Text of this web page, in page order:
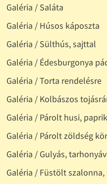
Galéria / Saláta
Galéria / Húsos káposzta
Galéria / Sülthús, sajttal
Galéria / Édesburgonya
Galéria / Torta rendelésre
Galéria / Kolbászos
Galéria / Párolt husi,
Galéria / Párolt zöldség
Galéria / Gulyás,
Galéria / Füstölt szalonna,